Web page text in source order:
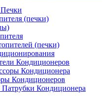
(печки)
(печки)
Кондиционеров
Кондиционера
Кондиционеров
Патрубки Кондиционера